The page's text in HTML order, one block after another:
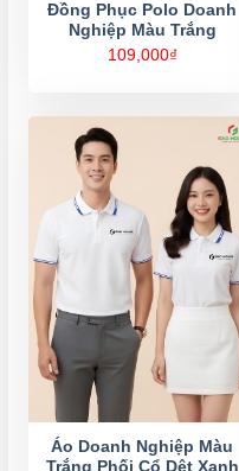
Đồng Phục Polo Doanh
Nghiệp Màu Trắng
109,000₫
Áo Doanh Nghiệp Màu
Trắng Phối Cổ Dệt Xanh